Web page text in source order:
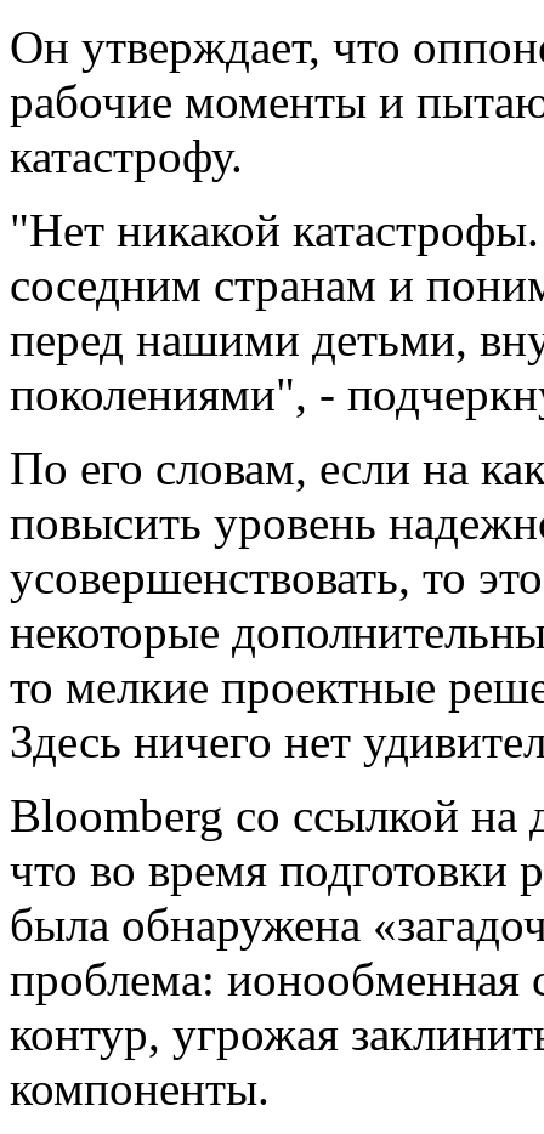
Он утверждает, что
рабочие моменты и
катастрофу.
"Нет никакой
соседним странам и
перед нашими детьми,
поколениями", -
По его словам, если на
повысить уровень
усовершенствовать, то
некоторые
то мелкие проектные
Здесь ничего нет
Bloomberg со ссылкой
что во время подготовки
была обнаружена
проблема: ионообменная
контур, угрожая
компоненты.